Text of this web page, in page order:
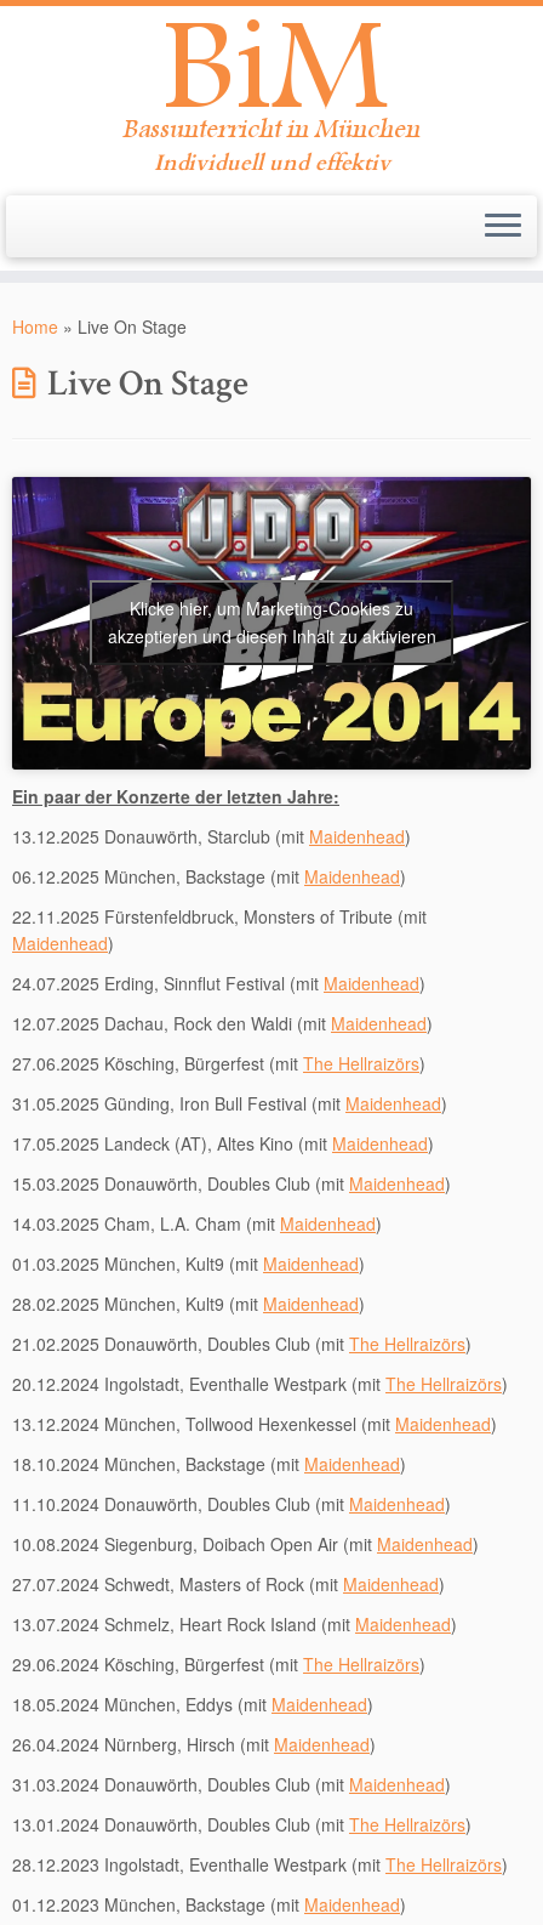
Inhalt
Individuell und effektiv
Home » Live On Stage
Live On Stage
Klicke hier, um Marketing-Cookies zu
akzeptieren und diesen Inhalt zu aktivieren
Ein paar der Konzerte der letzten Jahre:
13.12.2025 Donauwörth, Starclub (mit Maidenhead)
06.12.2025 München, Backstage (mit Maidenhead)
22.11.2025 Fürstenfeldbruck, Monsters of Tribute (mit
Maidenhead)
24.07.2025 Erding, Sinnflut Festival (mit Maidenhead)
12.07.2025 Dachau, Rock den Waldi (mit Maidenhead)
27.06.2025 Kösching, Bürgerfest (mit The Hellraizörs)
31.05.2025 Günding, Iron Bull Festival (mit Maidenhead)
17.05.2025 Landeck (AT), Altes Kino (mit Maidenhead)
15.03.2025 Donauwörth, Doubles Club (mit Maidenhead)
14.03.2025 Cham, L.A. Cham (mit Maidenhead)
01.03.2025 München, Kult9 (mit Maidenhead)
28.02.2025 München, Kult9 (mit Maidenhead)
21.02.2025 Donauwörth, Doubles Club (mit The Hellraizörs)
20.12.2024 Ingolstadt, Eventhalle Westpark (mit The Hellraizörs)
13.12.2024 München, Tollwood Hexenkessel (mit Maidenhead)
18.10.2024 München, Backstage (mit Maidenhead)
11.10.2024 Donauwörth, Doubles Club (mit Maidenhead)
10.08.2024 Siegenburg, Doibach Open Air (mit Maidenhead)
27.07.2024 Schwedt, Masters of Rock (mit Maidenhead)
13.07.2024 Schmelz, Heart Rock Island (mit Maidenhead)
29.06.2024 Kösching, Bürgerfest (mit The Hellraizörs)
18.05.2024 München, Eddys (mit Maidenhead)
26.04.2024 Nürnberg, Hirsch (mit Maidenhead)
31.03.2024 Donauwörth, Doubles Club (mit Maidenhead)
13.01.2024 Donauwörth, Doubles Club (mit The Hellraizörs)
28.12.2023 Ingolstadt, Eventhalle Westpark (mit The Hellraizörs)
01.12.2023 München, Backstage (mit Maidenhead)